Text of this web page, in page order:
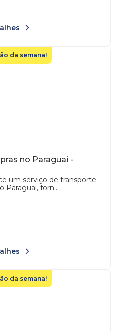
da semana!
no Paraguai -
um serviço de transporte
Paraguai, forn...
da semana!